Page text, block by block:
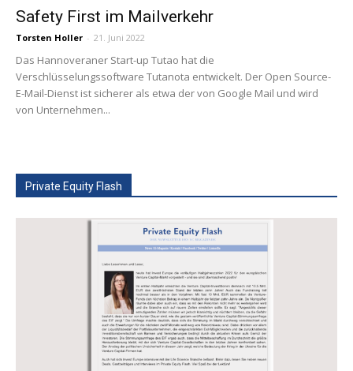
Safety First im Mailverkehr
Torsten Holler - 21. Juni 2022
Das Hannoveraner Start-up Tutao hat die
Verschlüsselungssoftware Tutanota entwickelt. Der Open Source-
E-Mail-Dienst ist sicherer als etwa der von Google Mail und wird
von Unternehmen...
Private Equity Flash